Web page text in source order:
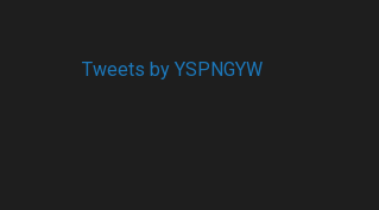
Tweets by YSPNGYW